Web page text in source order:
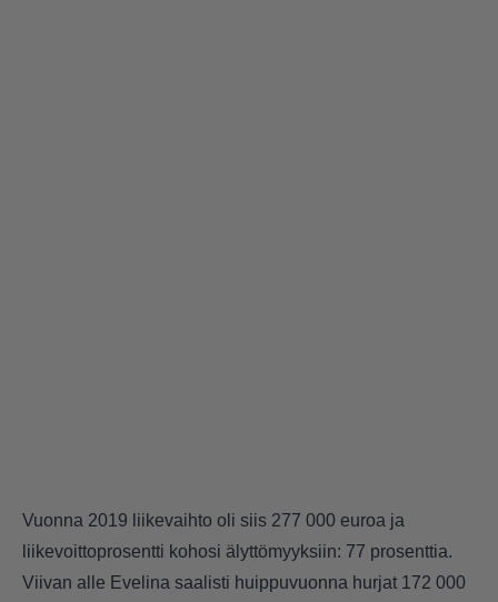
Vuonna 2019 liikevaihto oli siis 277 000 euroa ja
liikevoittoprosentti kohosi älyttömyyksiin: 77 prosenttia.
Viivan alle Evelina saalisti huippuvuonna hurjat 172 000